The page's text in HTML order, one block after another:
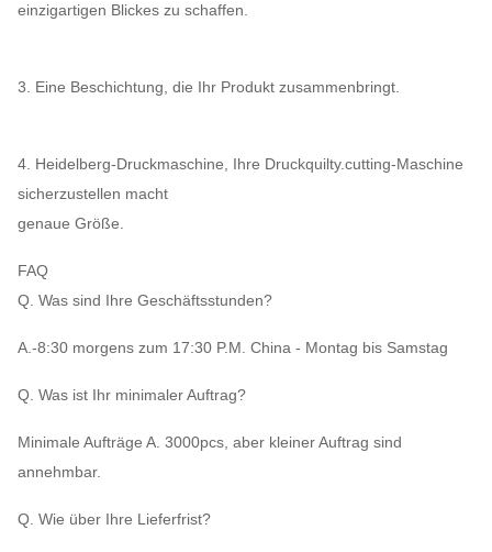
einzigartigen Blickes zu schaffen.
3. Eine Beschichtung, die Ihr Produkt zusammenbringt.
4. Heidelberg-Druckmaschine, Ihre Druckquilty.cutting-Maschine
sicherzustellen macht
genaue Größe.
FAQ
Q. Was sind Ihre Geschäftsstunden?
A.-8:30 morgens zum 17:30 P.M. China - Montag bis Samstag
Q. Was ist Ihr minimaler Auftrag?
Minimale Aufträge A. 3000pcs, aber kleiner Auftrag sind
annehmbar.
Q. Wie über Ihre Lieferfrist?